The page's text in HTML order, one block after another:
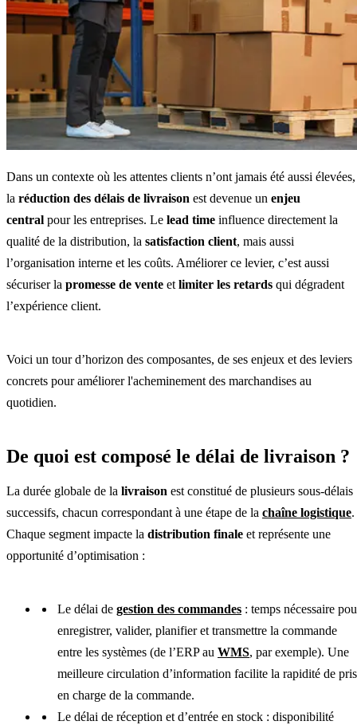
Dans un contexte où les attentes clients n’ont jamais été aussi élevées,
la réduction des délais de livraison est devenue un enjeu
central pour les entreprises. Le lead time influence directement la
qualité de la distribution, la satisfaction client, mais aussi
l’organisation interne et les coûts. Améliorer ce levier, c’est aussi
sécuriser la promesse de vente et limiter les retards qui dégradent
l’expérience client.
Voici un tour d’horizon des composantes, de ses enjeux et des leviers
concrets pour améliorer l'acheminement des marchandises au
quotidien.
De quoi est composé le délai de livraison ?
La durée globale de la livraison est constitué de plusieurs sous-délais
successifs, chacun correspondant à une étape de la chaîne logistique.
Chaque segment impacte la distribution finale et représente une
opportunité d’optimisation :
Le délai de gestion des commandes : temps nécessaire
enregistrer, valider, planifier et transmettre la commande
entre les systèmes (de l’ERP au WMS, par exemple). Une
meilleure circulation d’information facilite la rapidité de
en charge de la commande.
Le délai de réception et d’entrée en stock : disponibilité